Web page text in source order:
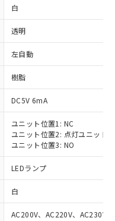
白
透明
左自動
樹脂
DC5V 6mA
ユニット位置1: NC
ユニット位置2: 点灯ユニット
ユニット位置3: NO
LEDランプ
白
AC200V、AC220V、AC230V